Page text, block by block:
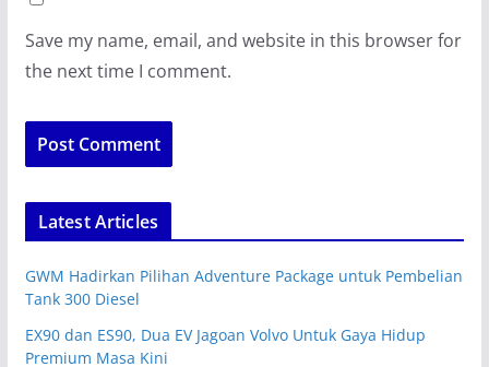
Save my name, email, and website in this browser for
the next time I comment.
Latest Articles
GWM Hadirkan Pilihan Adventure Package untuk Pembelian
Tank 300 Diesel
EX90 dan ES90, Dua EV Jagoan Volvo Untuk Gaya Hidup
Premium Masa Kini